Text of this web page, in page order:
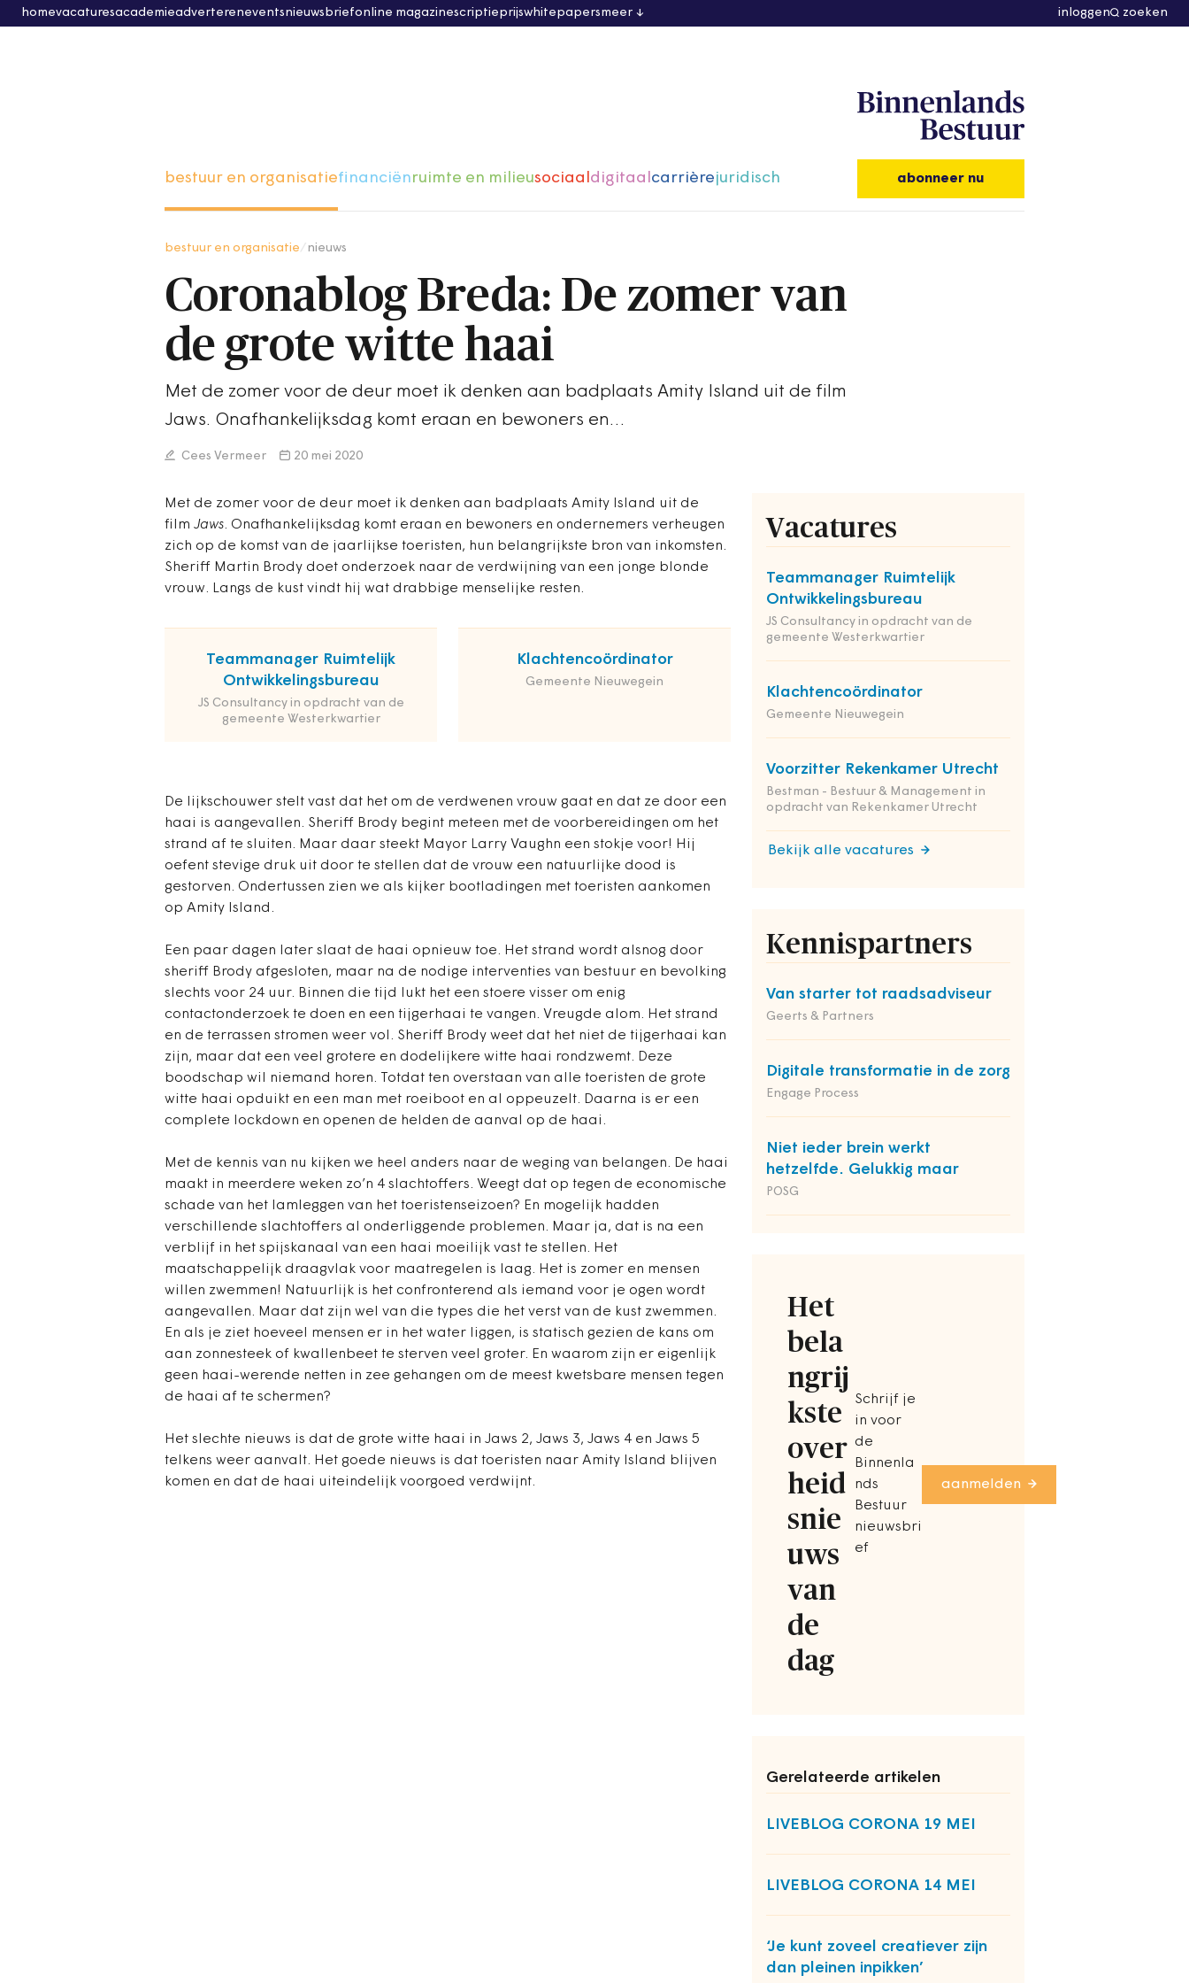
homevacaturesacademieadvertereneventsnieuwsbriefonline magazinescriptieprijswhitepapersmeer inloggen zoeken
bestuur en organisatiefinanciënruimte en milieusociaaldigitaalcarrièrejuridisch abonneer nu
bestuur en organisatie nieuws
Coronablog Breda: De zomer van
de grote witte haai
Met de zomer voor de deur moet ik denken aan badplaats Amity Island uit de film
Jaws. Onafhankelijksdag komt eraan en bewoners en…
Cees Vermeer 20 mei 2020
Met de zomer voor de deur moet ik denken aan badplaats Amity Island uit de
film Jaws. Onafhankelijksdag komt eraan en bewoners en ondernemers verheugen
zich op de komst van de jaarlijkse toeristen, hun belangrijkste bron van inkomsten.
Sheriff Martin Brody doet onderzoek naar de verdwijning van een jonge blonde
vrouw. Langs de kust vindt hij wat drabbige menselijke resten.
Teammanager Ruimtelijk
Ontwikkelingsbureau
JS Consultancy in opdracht van de
gemeente Westerkwartier
Klachtencoördinator
Gemeente Nieuwegein
De lijkschouwer stelt vast dat het om de verdwenen vrouw gaat en dat ze door een
haai is aangevallen. Sheriff Brody begint meteen met de voorbereidingen om het
strand af te sluiten. Maar daar steekt Mayor Larry Vaughn een stokje voor! Hij
oefent stevige druk uit door te stellen dat de vrouw een natuurlijke dood is
gestorven. Ondertussen zien we als kijker bootladingen met toeristen aankomen
op Amity Island.
Een paar dagen later slaat de haai opnieuw toe. Het strand wordt alsnog door
sheriff Brody afgesloten, maar na de nodige interventies van bestuur en bevolking
slechts voor 24 uur. Binnen die tijd lukt het een stoere visser om enig
contactonderzoek te doen en een tijgerhaai te vangen. Vreugde alom. Het strand
en de terrassen stromen weer vol. Sheriff Brody weet dat het niet de tijgerhaai kan
zijn, maar dat een veel grotere en dodelijkere witte haai rondzwemt. Deze
boodschap wil niemand horen. Totdat ten overstaan van alle toeristen de grote
witte haai opduikt en een man met roeiboot en al oppeuzelt. Daarna is er een
complete lockdown en openen de helden de aanval op de haai.
Met de kennis van nu kijken we heel anders naar de weging van belangen. De haai
maakt in meerdere weken zo’n 4 slachtoffers. Weegt dat op tegen de economische
schade van het lamleggen van het toeristenseizoen? En mogelijk hadden
verschillende slachtoffers al onderliggende problemen. Maar ja, dat is na een
verblijf in het spijskanaal van een haai moeilijk vast te stellen. Het
maatschappelijk draagvlak voor maatregelen is laag. Het is zomer en mensen
willen zwemmen! Natuurlijk is het confronterend als iemand voor je ogen wordt
aangevallen. Maar dat zijn wel van die types die het verst van de kust zwemmen.
En als je ziet hoeveel mensen er in het water liggen, is statisch gezien de kans om
aan zonnesteek of kwallenbeet te sterven veel groter. En waarom zijn er eigenlijk
geen haai-werende netten in zee gehangen om de meest kwetsbare mensen tegen
de haai af te schermen?
Het slechte nieuws is dat de grote witte haai in Jaws 2, Jaws 3, Jaws 4 en Jaws 5
telkens weer aanvalt. Het goede nieuws is dat toeristen naar Amity Island blijven
komen en dat de haai uiteindelijk voorgoed verdwijnt.
Vacatures
Teammanager Ruimtelijk
Ontwikkelingsbureau
JS Consultancy in opdracht van de
gemeente Westerkwartier
Klachtencoördinator
Gemeente Nieuwegein
Voorzitter Rekenkamer Utrecht
Bestman - Bestuur & Management in
opdracht van Rekenkamer Utrecht
Bekijk alle vacatures
Kennispartners
Van starter tot raadsadviseur
Geerts & Partners
Digitale transformatie in de zorg
Engage Process
Niet ieder brein werkt
hetzelfde. Gelukkig maar
POSG
Het
bela
ngrij
kste
over
heid
snie
uws
van
de
dag
Schrijf je
in voor
de
Binnenla
nds
Bestuur
nieuwsbri
ef
aanmelden
Gerelateerde artikelen
LIVEBLOG CORONA 19 MEI
LIVEBLOG CORONA 14 MEI
‘Je kunt zoveel creatiever zijn
dan pleinen inpikken’